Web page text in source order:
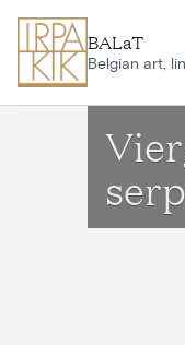
BALaT
Belgian art,